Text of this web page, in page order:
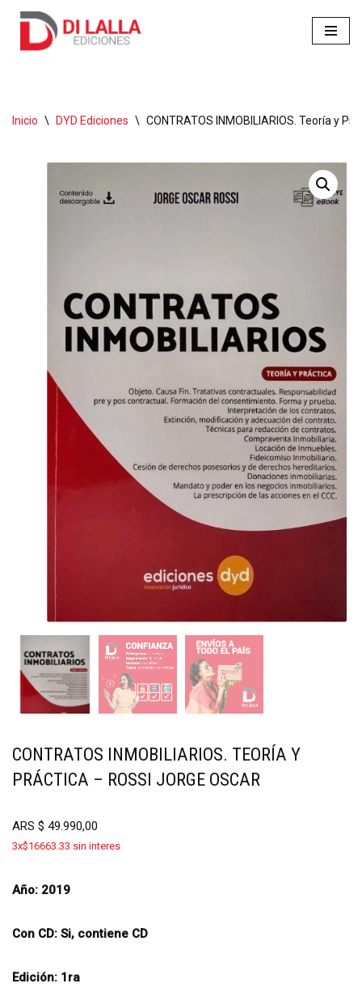
Inicio \ DYD Ediciones \ CONTRATOS INMOBILIARIOS. Teoría y
CONTRATOS INMOBILIARIOS. TEORÍA Y
PRÁCTICA – ROSSI JORGE OSCAR
ARS $ 49.990,00
3x$16663.33 sin interes
Año: 2019
Con CD: Si, contiene CD
Edición: 1ra